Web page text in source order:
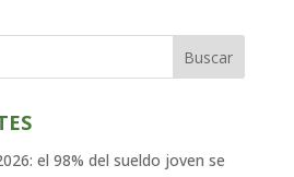
Buscar
el 98% del sueldo joven se